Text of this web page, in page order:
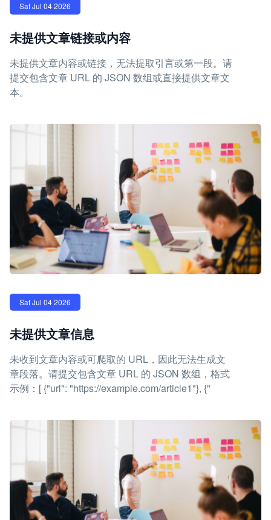
Sat Jul 04 2026
未提供文章链接或内容
未提供文章内容或链接，无法提取引言或第一段。请
提交包含文章 URL 的 JSON 数组或直接提供文章文
本。
Sat Jul 04 2026
未提供文章信息
未收到文章内容或可爬取的 URL，因此无法生成文
章段落。请提交包含文章 URL 的 JSON 数组，格式
示例：[ {"url": "https://example.com/article1"}, {"